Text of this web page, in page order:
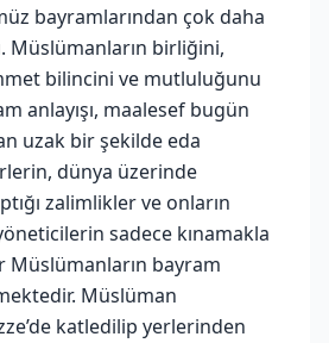
bayramlarından çok daha
Müslümanların birliğini,
bilincini ve mutluluğunu
anlayışı, maalesef bugün
uzak bir şekilde eda
dünya üzerinde
zalimlikler ve onların
sadece kınamakla
bayram
Müslüman
katledilip yerlerinden